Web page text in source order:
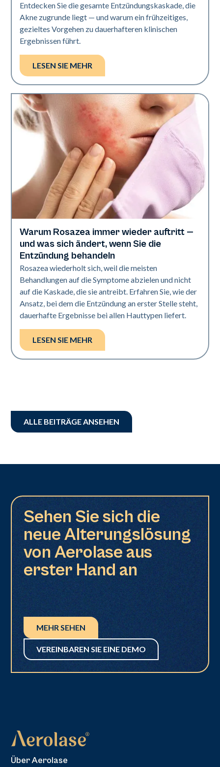
Entdecken Sie die gesamte Entzündungskaskade, die
Akne zugrunde liegt — und warum ein frühzeitiges,
gezieltes Vorgehen zu dauerhafteren klinischen
Ergebnissen führt.
LESEN SIE MEHR
Gesundheit der Haut
Warum Rosazea immer wieder auftritt —
und was sich ändert, wenn Sie die
Entzündung behandeln
Rosazea wiederholt sich, weil die meisten
Behandlungen auf die Symptome abzielen und nicht
auf die Kaskade, die sie antreibt. Erfahren Sie, wie der
Ansatz, bei dem die Entzündung an erster Stelle steht,
dauerhafte Ergebnisse bei allen Hauttypen liefert.
LESEN SIE MEHR
ALLE BEITRÄGE ANSEHEN
Sehen Sie sich die
neue Alterungslösung
von Aerolase aus
erster Hand an
MEHR SEHEN
VEREINBAREN SIE EINE DEMO
Über Aerolase